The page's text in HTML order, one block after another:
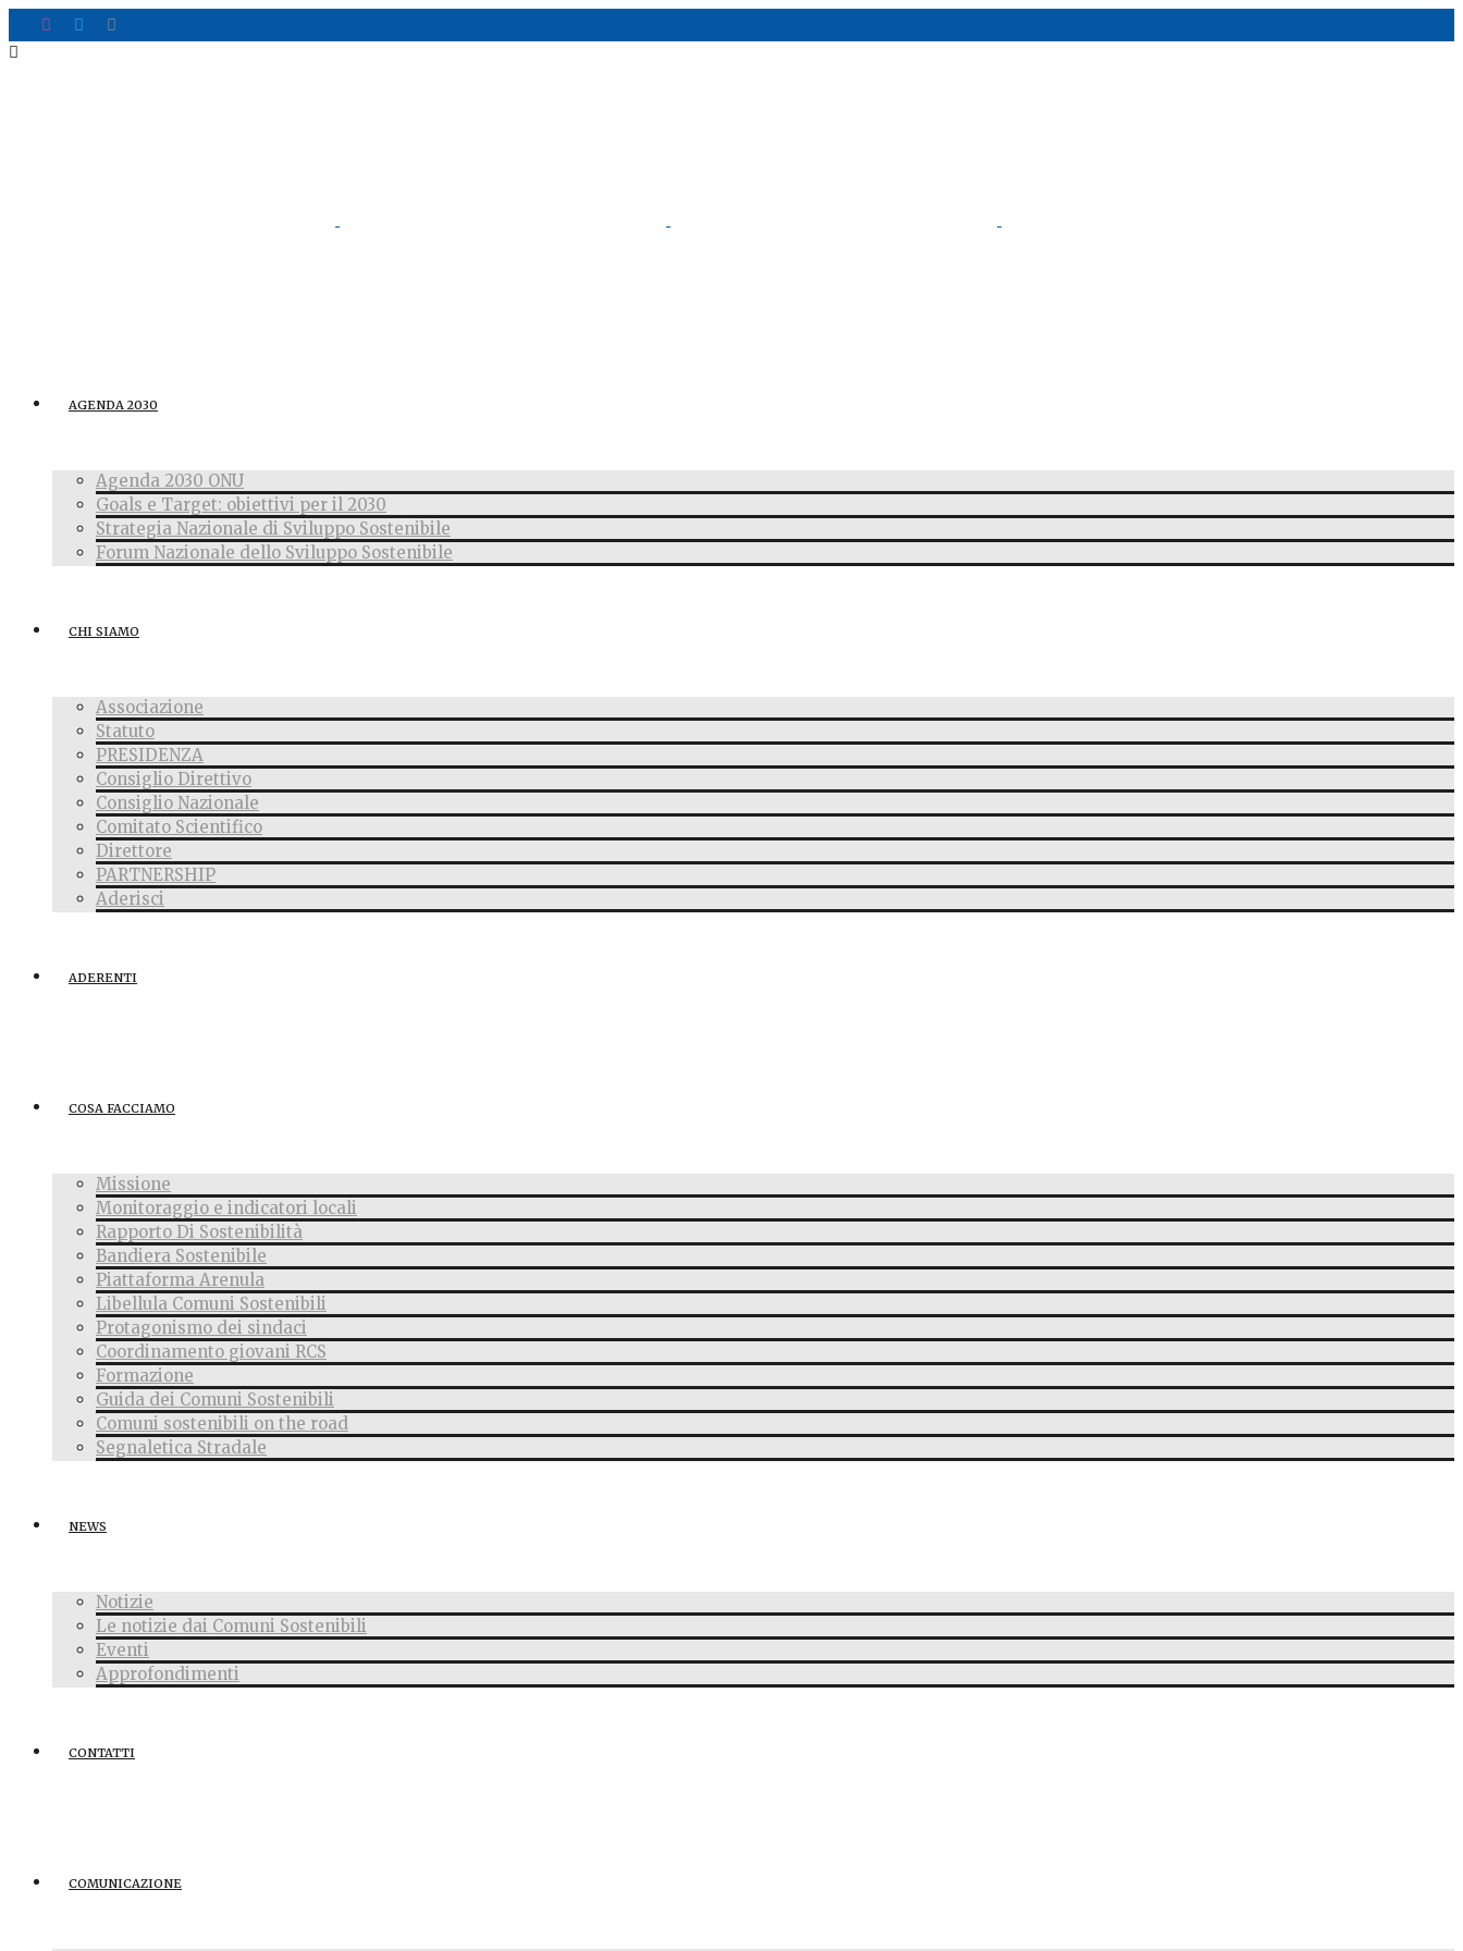
AGENDA 2030
Agenda 2030 ONU
Goals e Target: obiettivi per il 2030
Strategia Nazionale di Sviluppo Sostenibile
Forum Nazionale dello Sviluppo Sostenibile
CHI SIAMO
Associazione
Statuto
PRESIDENZA
Consiglio Direttivo
Consiglio Nazionale
Comitato Scientifico
Direttore
PARTNERSHIP
Aderisci
ADERENTI
COSA FACCIAMO
Missione
Monitoraggio e indicatori locali
Rapporto Di Sostenibilità
Bandiera Sostenibile
Piattaforma Arenula
Libellula Comuni Sostenibili
Protagonismo dei sindaci
Coordinamento giovani RCS
Formazione
Guida dei Comuni Sostenibili
Comuni sostenibili on the road
Segnaletica Stradale
NEWS
Notizie
Le notizie dai Comuni Sostenibili
Eventi
Approfondimenti
CONTATTI
COMUNICAZIONE